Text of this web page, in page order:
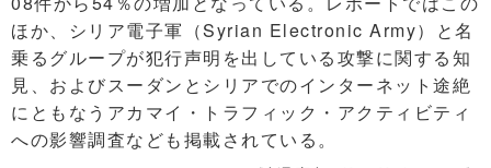
ほか、シリア電子軍（Syrian Electronic Army）と名
乗るグループが犯行声明を出している攻撃に関する知
見、およびスーダンとシリアでのインターネット途絶
にともなうアカマイ・トラフィック・アクティビティ
への影響調査なども掲載されている。